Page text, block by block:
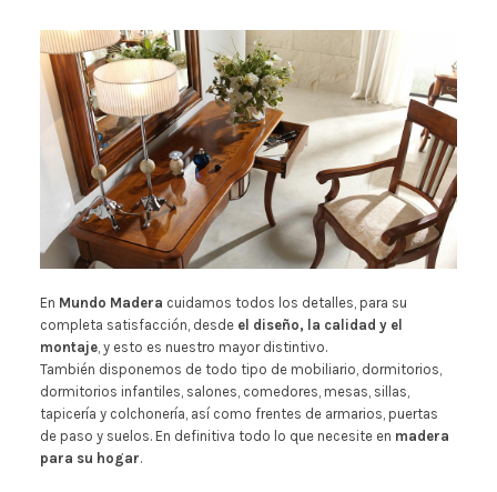
En Mundo Madera cuidamos todos los detalles, para su
completa satisfacción, desde el diseño, la calidad y el
montaje, y esto es nuestro mayor distintivo.
También disponemos de todo tipo de mobiliario, dormitorios,
dormitorios infantiles, salones, comedores, mesas, sillas,
tapicería y colchonería, así como frentes de armarios, puertas
de paso y suelos. En definitiva todo lo que necesite en madera
para su hogar.